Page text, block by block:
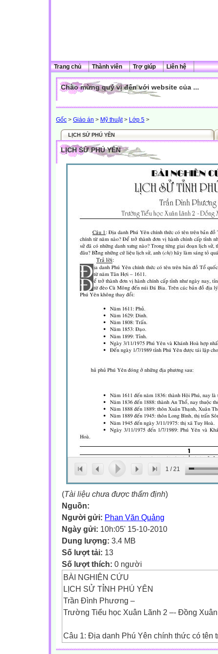
Trang chủ Thành viên Trợ giúp Liên hệ
Chào mừng quý vị đến với website của ...
Gốc > Giáo án > Mỹ thuật> Lớp 5 >
LỊCH SỬ PHÚ YÊN
LỊCH SỬ PHÚ YÊN
1 /21
(Tài liệu chưa được thẩm định)
Nguồn:
Người gửi: Phan Văn Quảng
Ngày gửi: 10h:05' 15-10-2010
Dung lượng: 3.4 MB
Số lượt tải: 13
Số lượt thích: 0 người
BÀI NGHIÊN CỨU
LỊCH SỬ TỈNH PHÚ YÊN
Trần Đình Phương –
Trường Tiểu học Xuân Lãnh 2 –- Đồng
Câu 1: Địa danh Phú Yên chính thức có tên
cách một đơn vị hành chính từ năm nào?